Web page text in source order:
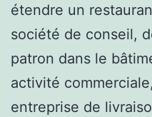
étendre un
société de conseil,
patron dans le
activité
entreprise de